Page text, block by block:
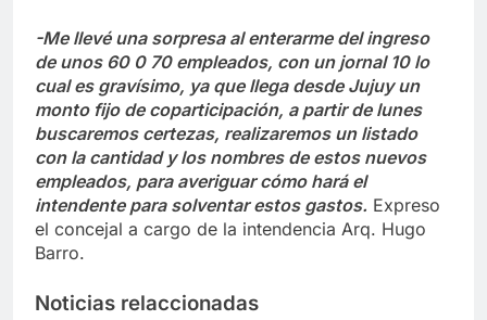
-Me llevé una sorpresa al enterarme del ingreso
de unos 60 0 70 empleados, con un jornal 10 lo
cual es gravísimo, ya que llega desde Jujuy un
monto fijo de coparticipación, a partir de lunes
buscaremos certezas, realizaremos un listado
con la cantidad y los nombres de estos nuevos
empleados, para averiguar cómo hará el
intendente para solventar estos gastos. Expreso
el concejal a cargo de la intendencia Arq. Hugo
Barro.
Noticias relaccionadas